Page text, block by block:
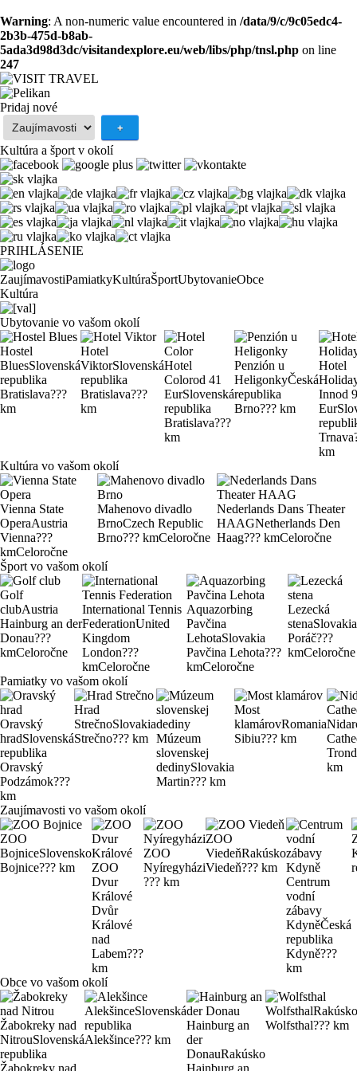
Warning: A non-numeric value encountered in /data/9/c/9c05edc4-
2b3b-475d-b8ab-
5ada3d98d3dc/visitandexplore.eu/web/libs/php/tnsl.php on line
247
Pridaj nové
Kultúra a šport v okolí
PRIHLÁSENIE
ZaujímavostiPamiatkyKultúraŠportUbytovanieObce
Kultúra
Ubytovanie vo vašom okolí
Hostel
BluesSlovenská
republika
Bratislava???
km
Hotel
ViktorSlovenská
republika
Bratislava???
km
Hotel
Colorod 41
EurSlovenská
republika
Bratislava???
km
Penzión u
HeligonkyČeská
republika
Brno??? km
Hotel
Innod
Eur
Trnava
km
Kultúra vo vašom okolí
Vienna State
OperaAustria
Vienna???
kmCeloročne
Mahenovo divadlo
BrnoCzech Republic
Brno??? kmCeloročne
Nederlands Dans Theater
HAAGNetherlands Den
Haag??? kmCeloročne
Šport vo vašom okolí
Golf
clubAustria
Hainburg an der
Donau???
kmCeloročne
International Tennis
FederationUnited
Kingdom
London???
kmCeloročne
Aquazorbing
Pavčina
LehotaSlovakia
Pavčina Lehota???
kmCeloročne
Lezecká
stenaSlovakia
Poráč???
kmCeloročne
Pamiatky vo vašom okolí
Oravský
hradSlovenská
republika
Oravský
Podzámok???
km
Hrad
StrečnoSlovakia
Strečno??? km Múzeum
slovenskej
dedinySlovakia
Martin??? km
Most
klamárovRomania
Sibiu??? km
km
Zaujímavosti vo vašom okolí
ZOO
BojniceSlovensko
Bojnice??? km
ZOO
Dvur
Králové
Dvůr
Králové
nad
Labem???
km
ZOO
Nyíregyházi
??? km
ZOO
ViedeňRakúsko
Viedeň??? km
Centrum
vodní
zábavy
KdyněČeská
republika
Kdyně???
km
Obce vo vašom okolí
Žabokreky nad
NitrouSlovenská
republika
Žabokreky nad
AlekšinceSlovenská
republika
Alekšince??? km
Hainburg an
der
DonauRakúsko
Hainburg an
WolfsthalRakúsko
Wolfsthal??? km